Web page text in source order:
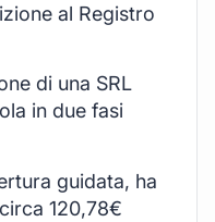
al Registro
di una SRL
in due fasi
guidata, ha
120,78€